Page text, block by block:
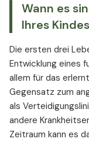
Wann es
Ihres
Die ersten drei
Entwicklung eines
allem für das
Gegensatz zum
als
andere
Zeitraum kann es